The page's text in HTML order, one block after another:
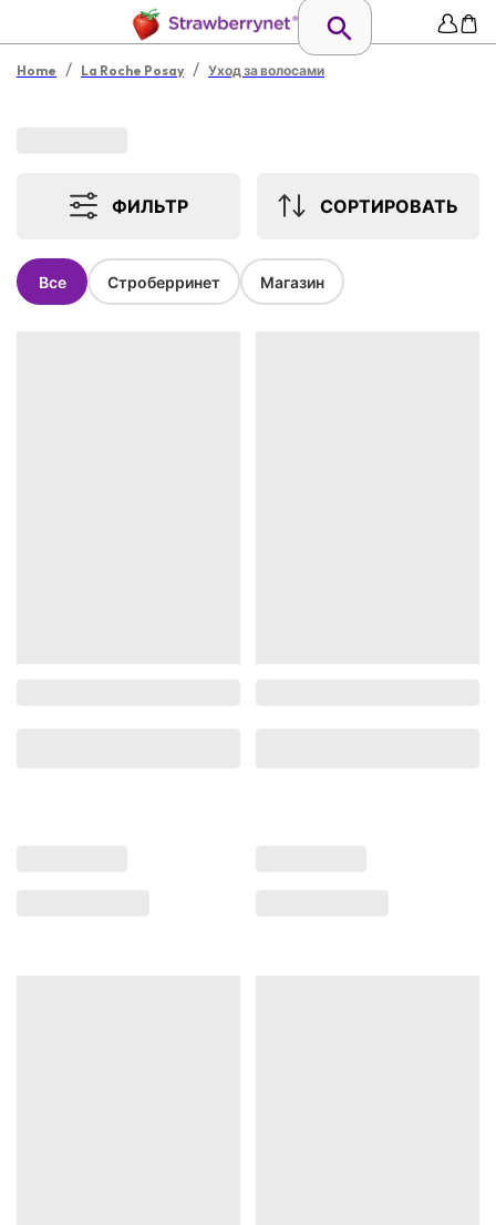
Home / La Roche Posay / Уход за волосами
ФИЛЬТР СОРТИРОВАТЬ
Все Строберринет Магазин